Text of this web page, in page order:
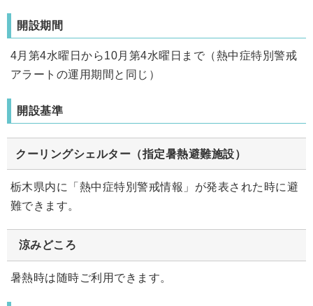
開設期間
4月第4水曜日から10月第4水曜日まで（熱中症特別警戒
アラートの運用期間と同じ）
開設基準
クーリングシェルター（指定暑熱避難施設）
栃木県内に「熱中症特別警戒情報」が発表された時に避
難できます。
涼みどころ
暑熱時は随時ご利用できます。